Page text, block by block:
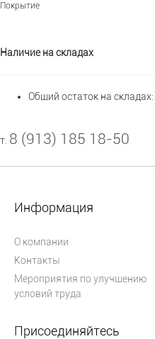
Покрытие
Наличие на складах
Общий остаток на складах:
т. 8 (913) 185 18-50
Информация
О компании
Контакты
Мероприятия по улучшению
условий труда
Присоединяйтесь